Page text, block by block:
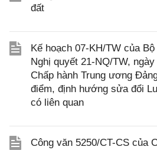
đất
Kế hoạch 07-KH/TW của
Nghị quyết 21-NQ/TW,
Chấp hành Trung ương
điểm, định hướng sửa đổi
có liên quan
Công văn 5250/CT-CS của